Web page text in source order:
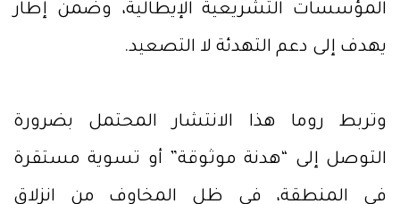
المؤسسات التشريعية الإيطالية، وضمن إطار
يهدف إلى دعم التهدئة لا التصعيد.
وتربط روما هذا الانتشار المحتمل بضرورة
التوصل إلى “هدنة موثوقة” أو تسوية مستقرة
في المنطقة، في ظل المخاوف من انزلاق